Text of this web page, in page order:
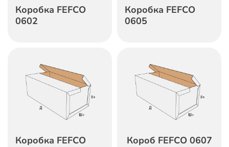
Коробка FEFCO
0602
Коробка FEFCO
0605
Коробка FEFCO
Короб FEFCO 0607